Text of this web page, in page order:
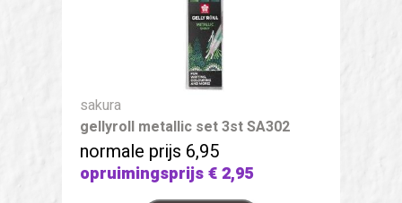
sakura
gellyroll metallic set 3st SA302
normale prijs 6,95
opruimingsprijs€ 2,95